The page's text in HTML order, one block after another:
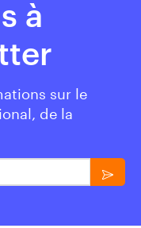
à
sur le
de la